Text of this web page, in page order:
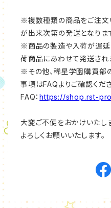
※複数種類の商品をご注文
が出来次第の発送となりま
※商品の製造や入荷が遅延
荷商品にあわせて発送され
※その他、稀星学園購買部
事項はFAQよりご確認くださ
FAQ：https://shop.rst-
大変ご不便をおかけいたし
よろしくお願いいたします。